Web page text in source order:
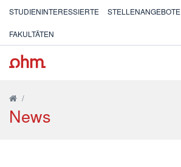
STUDIENINTERESSIERTE STELLENANGEBOTE
FAKULTÄTEN
/
News